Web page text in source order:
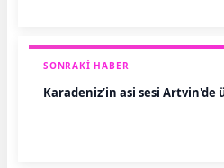
SONRAKI HABER
Karadeniz’in asi sesi Artvin'de